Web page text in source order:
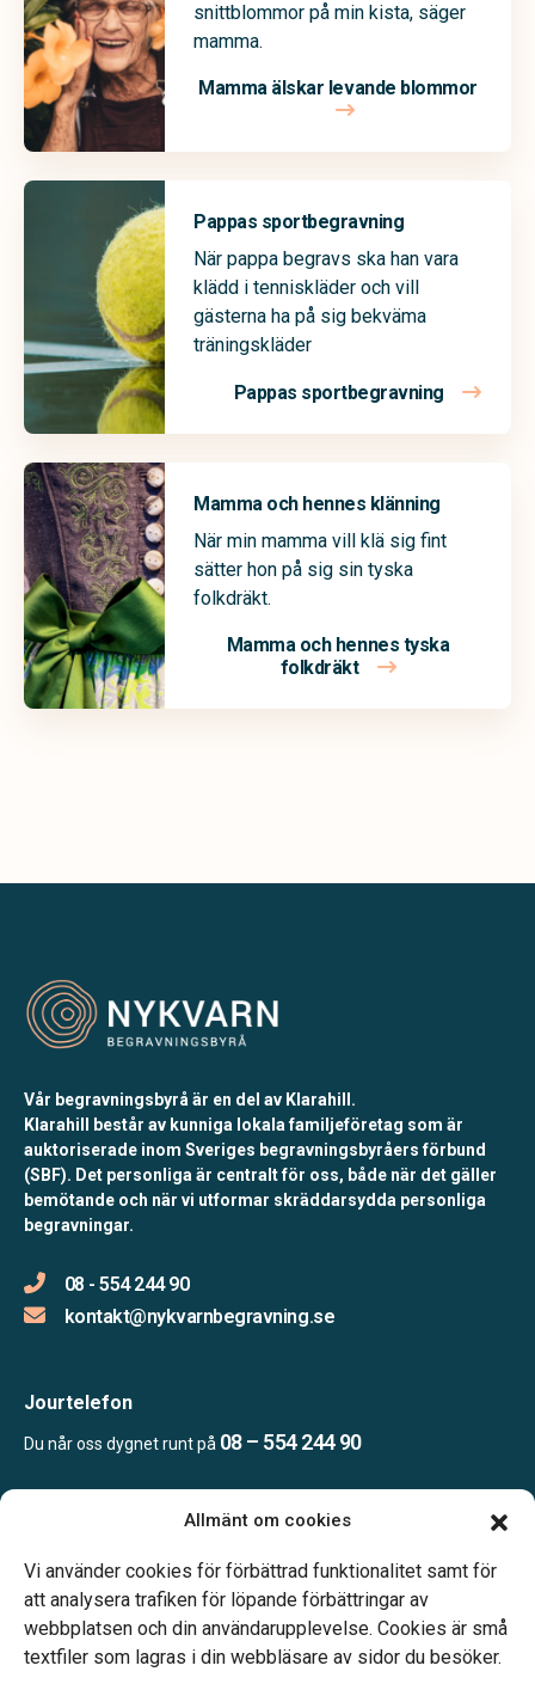
Allmänt om cookies
Vi använder cookies för förbättrad funktionalitet samt för
att analysera trafiken för löpande förbättringar av
webbplatsen och din användarupplevelse. Cookies är små
textfiler som lagras i din webbläsare av sidor du besöker.
snittblommor på min kista, säger
mamma.
Mamma älskar levande blommor
Pappas sportbegravning
När pappa begravs ska han vara
klädd i tenniskläder och vill
gästerna ha på sig bekväma
träningskläder
Pappas sportbegravning
Mamma och hennes klänning
När min mamma vill klä sig fint
sätter hon på sig sin tyska
folkdräkt.
Mamma och hennes tyska
folkdräkt
Vår begravningsbyrå är en del av Klarahill.
Klarahill består av kunniga lokala familjeföretag som är
auktoriserade inom Sveriges begravningsbyråers förbund
(SBF). Det personliga är centralt för oss, både när det gäller
bemötande och när vi utformar skräddarsydda personliga
begravningar.
08 - 554 244 90
kontakt@nykvarnbegravning.se
Jourtelefon
Du når oss dygnet runt på 08 – 554 244 90
Mån & Ons: 13.30 – 16.30
Annan tid efter överenskommelse